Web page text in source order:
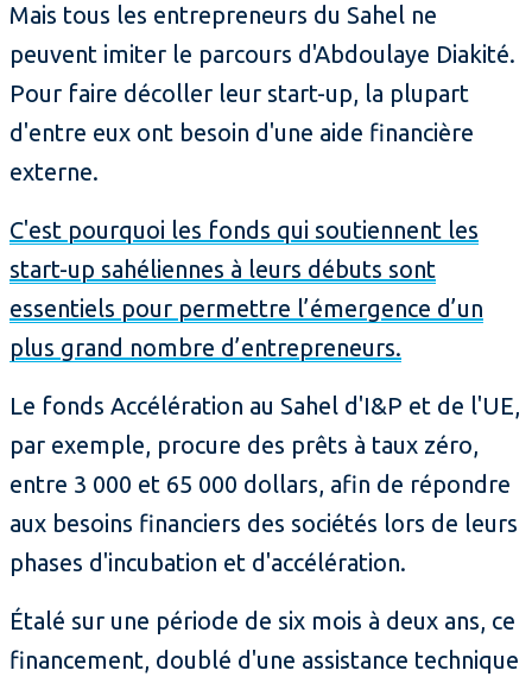
Mais tous les entrepreneurs du Sahel ne
peuvent imiter le parcours d'Abdoulaye Diakité.
Pour faire décoller leur start-up, la plupart
d'entre eux ont besoin d'une aide financière
externe.
C'est pourquoi les fonds qui soutiennent les
start-up sahéliennes à leurs débuts sont
essentiels pour permettre l’émergence d’un
plus grand nombre d’entrepreneurs.
Le fonds Accélération au Sahel d'I&P et de l'UE,
par exemple, procure des prêts à taux zéro,
entre 3 000 et 65 000 dollars, afin de répondre
aux besoins financiers des sociétés lors de leurs
phases d'incubation et d'accélération.
Étalé sur une période de six mois à deux ans, ce
financement, doublé d'une assistance technique